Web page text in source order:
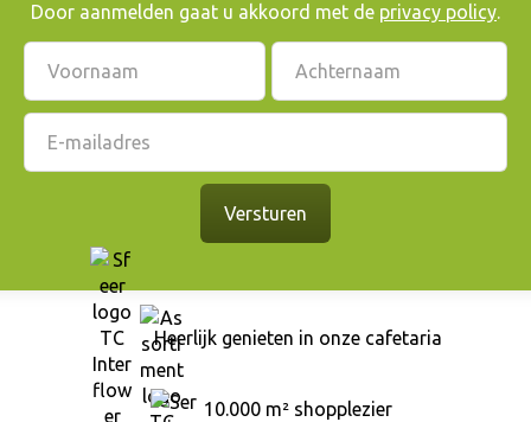
Door aanmelden gaat u akkoord met de privacy policy.
Heerlijk genieten in onze cafetaria
10.000 m² shopplezier